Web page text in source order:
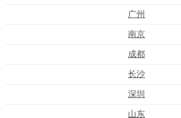
广州
南京
成都
长沙
深圳
山东